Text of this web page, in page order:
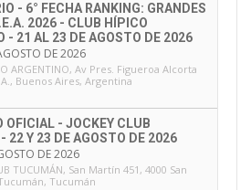
- 6° FECHA RANKING: GRANDES
2026 - CLUB HÍPICO
- 21 AL 23 DE AGOSTO DE 2026
DE 2026
ARGENTINO, Av Pres. Figueroa Alcorta
Buenos Aires, Argentina
OFICIAL - JOCKEY CLUB
22 Y 23 DE AGOSTO DE 2026
DE 2026
TUCUMÁN, San Martín 451, 4000 San
Tucumán